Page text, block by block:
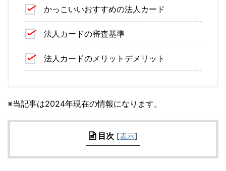
かっこいいおすすめの法人カード
法人カードの審査基準
法人カードのメリットデメリット
※当記事は2024年現在の情報になります。
目次 [表示]